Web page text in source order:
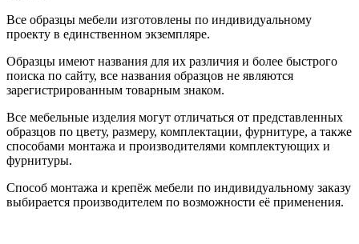
Все образцы мебели изготовлены по индивидуальному
проекту в единственном экземпляре.
Образцы имеют названия для их различия и более быстрого
поиска по сайту, все названия образцов не являются
зарегистрированным товарным знаком.
Все мебельные изделия могут отличаться от представленных
образцов по цвету, размеру, комплектации, фурнитуре, а также
способами монтажа и производителями комплектующих и
фурнитуры.
Способ монтажа и крепёж мебели по индивидуальному заказу
выбирается производителем по возможности её применения.